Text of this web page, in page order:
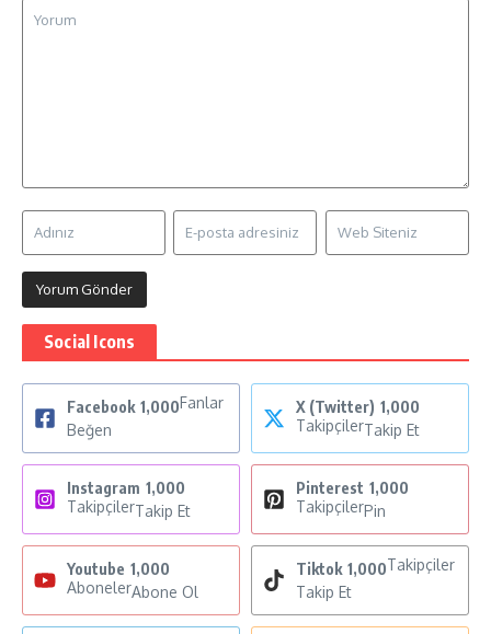
Social Icons
Facebook 1,000Fanlar
Beğen
X (Twitter) 1,000
TakipçilerTakip Et
Instagram 1,000
TakipçilerTakip Et
Pinterest 1,000
TakipçilerPin
Youtube 1,000
AbonelerAbone Ol
Tiktok 1,000Takipçiler
Takip Et